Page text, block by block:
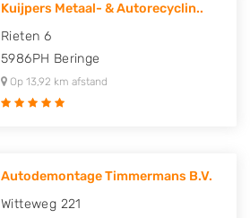
Kuijpers Metaal- & Autorecyclin..
Rieten 6
5986PH Beringe
Op 13,92 km afstand
Autodemontage Timmermans B.V.
Witteweg 221